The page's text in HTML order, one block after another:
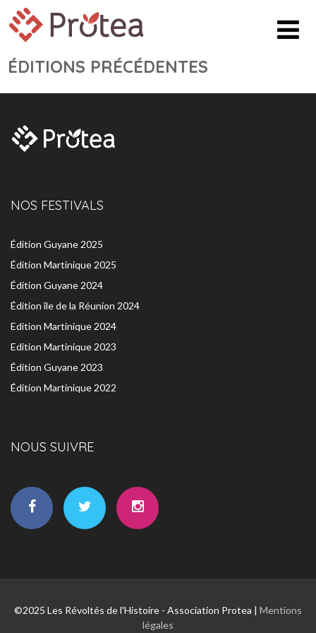
ÉDITIONS PRÉCÉDENTES
NOS FESTIVALS
Édition Guyane 2025
Édition Martinique 2025
Édition Guyane 2024
Édition île de la Réunion 2024
Edition Martinique 2024
Edition Martinique 2023
Édition Guyane 2023
Édition Martinique 2022
NOUS SUIVRE
©2025 Les Révoltés de l'Histoire - Association Protea | Mentions
légales